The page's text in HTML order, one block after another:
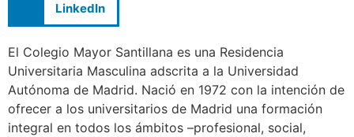
LinkedIn
El Colegio Mayor Santillana es una Residencia
Universitaria Masculina adscrita a la Universidad
Autónoma de Madrid. Nació en 1972 con la intención de
ofrecer a los universitarios de Madrid una formación
integral en todos los ámbitos –profesional, social,